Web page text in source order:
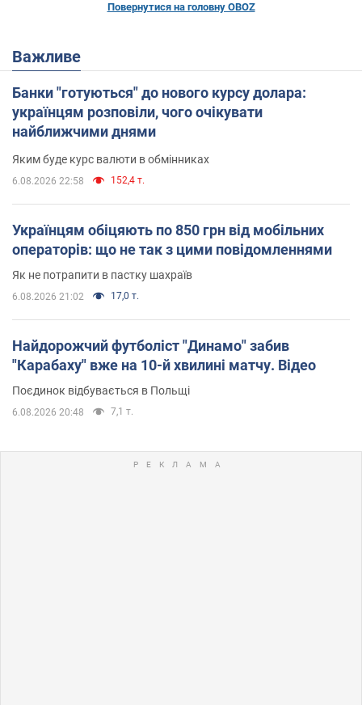
Повернутися на головну OBOZ
Важливе
Банки "готуються" до нового курсу долара:
українцям розповіли, чого очікувати
найближчими днями
Яким буде курс валюти в обмінниках
6.08.2026 22:58 152,4 т.
Українцям обіцяють по 850 грн від мобільних
операторів: що не так з цими повідомленнями
Як не потрапити в пастку шахраїв
6.08.2026 21:02 17,0 т.
Найдорожчий футболіст "Динамо" забив
"Карабаху" вже на 10-й хвилині матчу. Відео
Поєдинок відбувається в Польщі
6.08.2026 20:48 7,1 т.